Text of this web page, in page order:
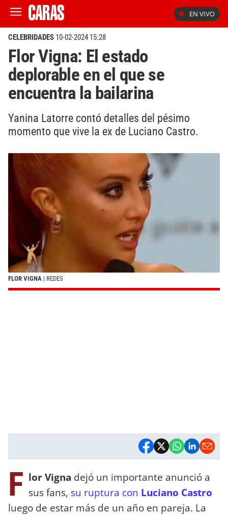
EN VIVO
CELEBRIDADES 10-02-2024 15:28
Flor Vigna: El estado
deplorable en el que se
encuentra la bailarina
Yanina Latorre contó detalles del pésimo
momento que vive la ex de Luciano Castro.
FLOR VIGNA | REDES
F lor Vigna dejó un importante anunció a
sus fans, su ruptura con Luciano Castro
luego de estar más de un año en pareja. La